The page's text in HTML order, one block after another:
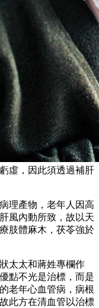
虛，因此須透過補肝
理產物，老年人因高
風內動所致，故以天
肢體麻木，茯苓強於
太太和蔣姓專欄作
點不光是治標，而是
老年心血管病，病根
此方在清血管以治標